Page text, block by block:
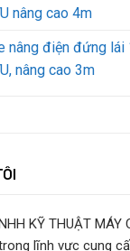
nâng cao 4m
nâng điện đứng lái
nâng cao 3m
KỸ THUẬT MÁY
lĩnh vực cung